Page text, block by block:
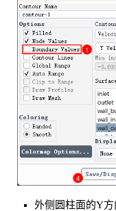
外侧圆柱面的Y